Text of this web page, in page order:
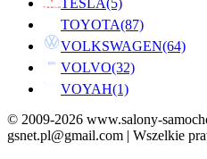
TESLA(5)
TOYOTA(87)
VOLKSWAGEN(64)
VOLVO(32)
VOYAH(1)
© 2009-2026 www.salony-
gsnet.pl@gmail.com | Wszelkie